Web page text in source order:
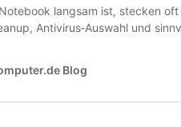
langsam ist, stecken
Antivirus‑Auswahl und
Blog